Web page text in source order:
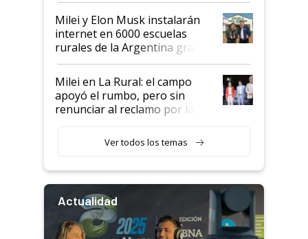
Milei y Elon Musk instalarán
internet en 6000 escuelas
rurales de la Argentina gracias
a un acuerdo con Starlink
Milei en La Rural: el campo
apoyó el rumbo, pero sin
renunciar al reclamo por las
Ver todos los temas
Actualidad